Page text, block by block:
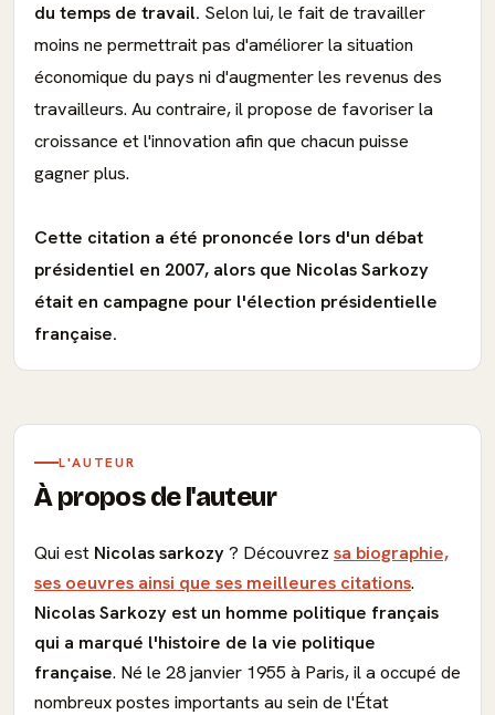
du temps de travail. Selon lui, le fait de travailler
moins ne permettrait pas d'améliorer la situation
économique du pays ni d'augmenter les revenus des
travailleurs. Au contraire, il propose de favoriser la
croissance et l'innovation afin que chacun puisse
gagner plus.
Cette citation a été prononcée lors d'un débat
présidentiel en 2007, alors que Nicolas Sarkozy
était en campagne pour l'élection présidentielle
française.
L'AUTEUR
À propos de l'auteur
Qui est Nicolas sarkozy? Découvrez sa biographie,
ses oeuvres ainsi que ses meilleures citations.
Nicolas Sarkozy est un homme politique français
qui a marqué l'histoire de la vie politique
française. Né le 28 janvier 1955 à Paris, il a occupé de
nombreux postes importants au sein de l'État